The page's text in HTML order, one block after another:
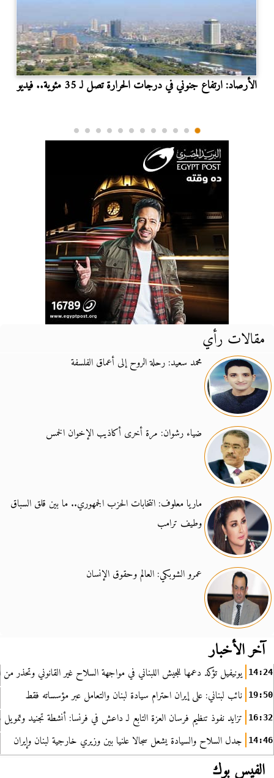
الأرصاد: ارتفاع جنوني في درجات الحرارة تصل لـ 35 مئوية.. فيديو
مقالات رأي
محمد سعيد: رحلة الروح إلى أعماق الفلسفة
ضياء رشوان: مرة أخرى أكاذيب الإخوان الخمس
ماريا معلوف: انتخابات الحزب الجمهوري.. ما بين قلق السباق
وطيف ترامب
عمرو الشوبكي: العالم وحقوق الإنسان
آخر الأخبار
14:24 يونيفيل تؤكد دعمها للجيش اللبناني في مواجهة السلاح غير القانوني وتحذر من
19:50 نائب لبناني: على إيران احترام سيادة لبنان والتعامل عبر مؤسساته فقط
16:32 تزايد نفوذ تنظيم فرسان العزة التابع لـ داعش في فرنسا: أنشطة تجنيد
14:46 جدل السلاح والسيادة يشعل سجالا علنيا بين وزيري خارجية لبنان وإيران
الفيس بوك